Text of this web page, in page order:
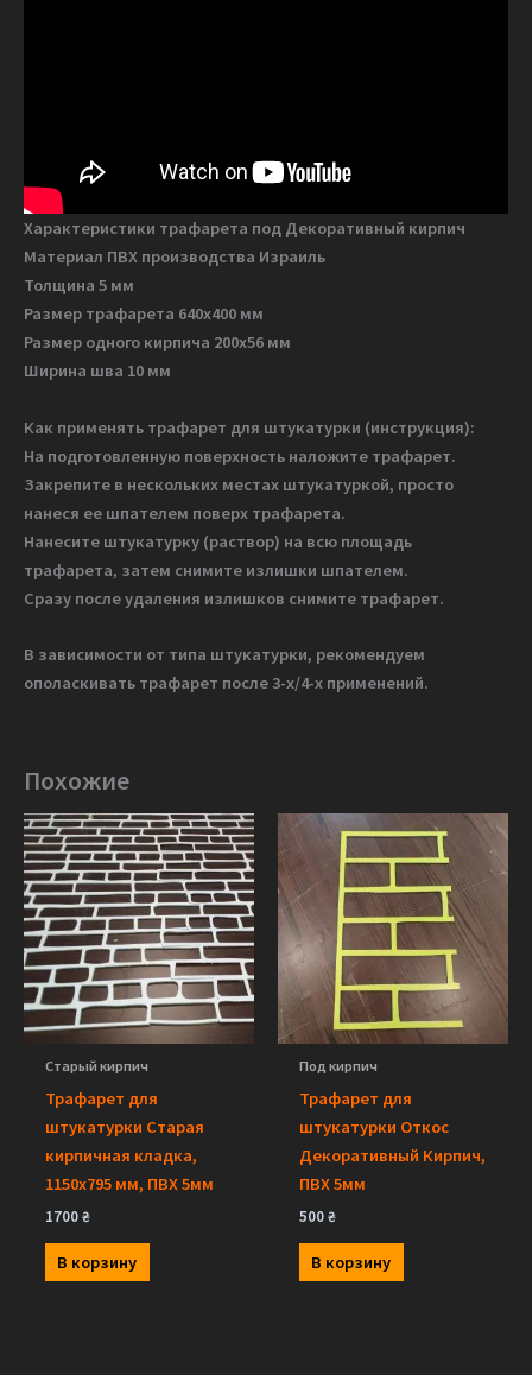
Характеристики трафарета под Декоративный кирпич
Материал ПВХ производства Израиль
Толщина 5 мм
Размер трафарета 640х400 мм
Размер одного кирпича 200х56 мм
Ширина шва 10 мм
Как применять трафарет для штукатурки (инструкция):
На подготовленную поверхность наложите трафарет.
Закрепите в нескольких местах штукатуркой, просто
нанеся ее шпателем поверх трафарета.
Нанесите штукатурку (раствор) на всю площадь
трафарета, затем снимите излишки шпателем.
Сразу после удаления излишков снимите трафарет.
В зависимости от типа штукатурки, рекомендуем
ополаскивать трафарет после 3-х/4-х применений.
Похожие
Старый кирпич
Трафарет для
штукатурки Старая
кирпичная кладка,
1150х795 мм, ПВХ 5мм
1700₴
В корзину
Под кирпич
Трафарет для
штукатурки Откос
Декоративный Кирпич,
ПВХ 5мм
500₴
В корзину